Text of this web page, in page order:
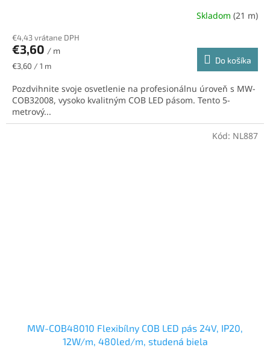
Skladom (21 m)
€4,43 vrátane DPH
€3,60 / m
Jednotková
€3,60 / 1 m
Do košíka
Pozdvihnite svoje osvetlenie na profesionálnu úroveň s MW-
COB32008, vysoko kvalitným COB LED pásom. Tento 5-
metrový...
MW-COB48010 Flexibílny COB LED pás 24V, IP20,
12W/m, 480led/m, studená biela
Kód: NL887